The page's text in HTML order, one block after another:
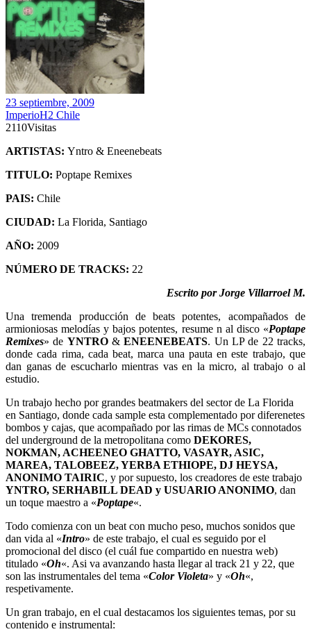
23 septiembre, 2009
ImperioH2 Chile
2110Visitas
ARTISTAS: Yntro & Eneenebeats
TITULO: Poptape Remixes
PAIS: Chile
CIUDAD: La Florida, Santiago
AÑO: 2009
NÚMERO DE TRACKS: 22
Escrito por Jorge Villarroel M.
Una tremenda producción de beats potentes, acompañados de
armioniosas melodías y bajos potentes, resume n al disco «Poptape
Remixes» de YNTRO&ENEENEBEATS. Un LP de 22 tracks,
donde cada rima, cada beat, marca una pauta en este trabajo, que
dan ganas de escucharlo mientras vas en la micro, al trabajo o al
estudio.
Un trabajo hecho por grandes beatmakers del sector de La Florida
en Santiago, donde cada sample esta complementado por diferenetes
bombos y cajas, que acompañado por las rimas de MCs connotados
del underground de la metropolitana como DEKORES,
NOKMAN, ACHEENEO GHATTO, VASAYR, ASIC,
MAREA, TALOBEEZ, YERBA ETHIOPE, DJ HEYSA,
ANONIMO TAIRIC, y por supuesto, los creadores de este trabajo
YNTRO, SERHABILL DEAD y USUARIO ANONIMO, dan
un toque maestro a «Poptape«.
Todo comienza con un beat con mucho peso, muchos sonidos que
dan vida al «Intro» de este trabajo, el cual es seguido por el
promocional del disco (el cuál fue compartido en nuestra web)
titulado «Oh«. Asi va avanzando hasta llegar al track 21 y 22, que
son las instrumentales del tema «Color Violeta» y «Oh«,
respetivamente.
Un gran trabajo, en el cual destacamos los siguientes temas, por su
contenido e instrumental: